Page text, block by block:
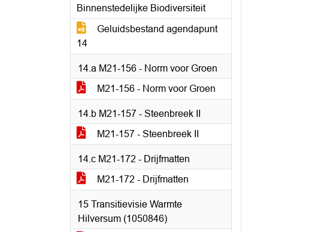
Binnenstedelijke Biodiversiteit
Geluidsbestand agendapunt
14
14.a M21-156 - Norm voor Groen
M21-156 - Norm voor Groen
14.b M21-157 - Steenbreek II
M21-157 - Steenbreek II
14.c M21-172 - Drijfmatten
M21-172 - Drijfmatten
15 Transitievisie Warmte
Hilversum (1050846)